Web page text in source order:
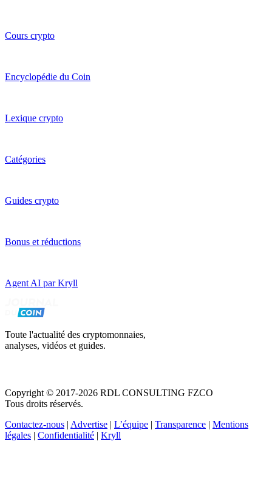
Cours crypto
Encyclopédie du Coin
Lexique crypto
Catégories
Guides crypto
Bonus et réductions
Agent AI par Kryll
Toute l'actualité des cryptomonnaies,
analyses, vidéos et guides.
Copyright © 2017-2026 RDL CONSULTING FZCO
Tous droits réservés.
Contactez-nous | Advertise | L’équipe | Transparence | Mentions
légales | Confidentialité | Kryll